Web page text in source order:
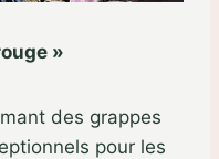
»
des grappes
pour les